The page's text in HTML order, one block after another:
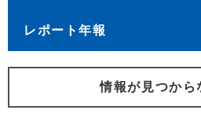
レポート年報
情報が見つから